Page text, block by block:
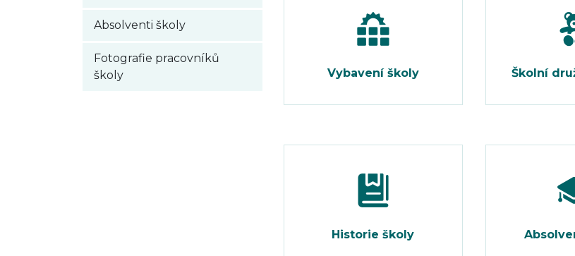
Absolventi školy
Fotografie pracovníků
školy
Vybavení školy Školní
Historie školy